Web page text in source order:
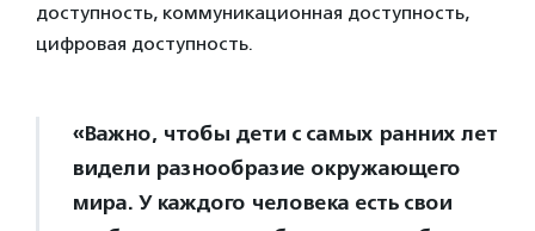
доступность, коммуникационная доступность,
цифровая доступность.
«Важно, чтобы дети с самых ранних лет
видели разнообразие окружающего
мира. У каждого человека есть свои